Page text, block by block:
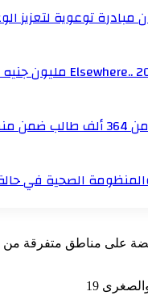
مبادرة توعوية لتعزيز
الصحية في
على مناطق متفرقة من